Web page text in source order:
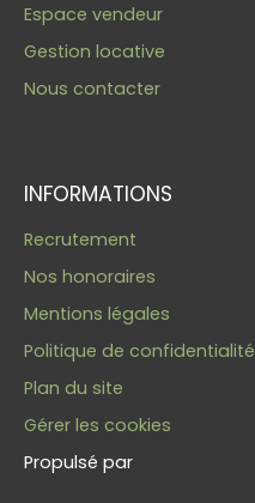
Espace vendeur
Gestion locative
Nous contacter
INFORMATIONS
Recrutement
Nos honoraires
Mentions légales
Politique de confidentialité
Plan du site
Gérer les cookies
Propulsé par